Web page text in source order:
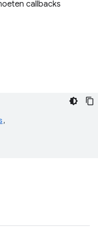
callbacks
,